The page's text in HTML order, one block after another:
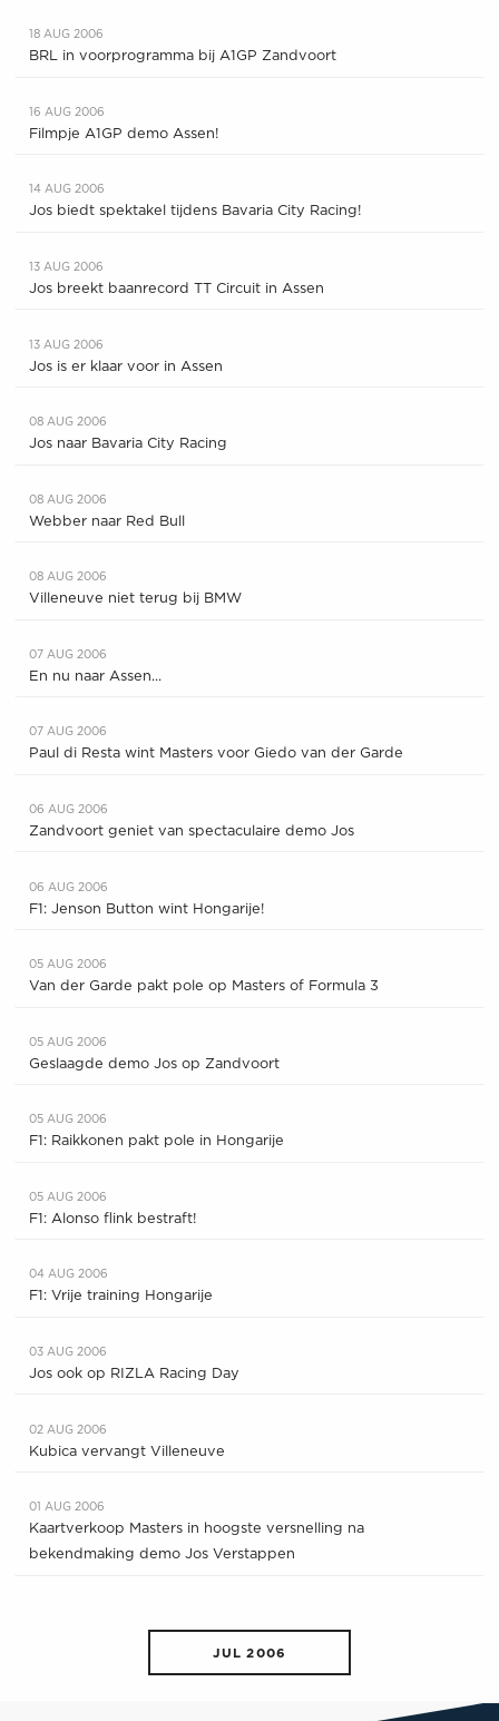
18 AUG 2006
BRL in voorprogramma bij A1GP Zandvoort
16 AUG 2006
Filmpje A1GP demo Assen!
14 AUG 2006
Jos biedt spektakel tijdens Bavaria City Racing!
13 AUG 2006
Jos breekt baanrecord TT Circuit in Assen
13 AUG 2006
Jos is er klaar voor in Assen
08 AUG 2006
Jos naar Bavaria City Racing
08 AUG 2006
Webber naar Red Bull
08 AUG 2006
Villeneuve niet terug bij BMW
07 AUG 2006
En nu naar Assen...
07 AUG 2006
Paul di Resta wint Masters voor Giedo van der Garde
06 AUG 2006
Zandvoort geniet van spectaculaire demo Jos
06 AUG 2006
F1: Jenson Button wint Hongarije!
05 AUG 2006
Van der Garde pakt pole op Masters of Formula 3
05 AUG 2006
Geslaagde demo Jos op Zandvoort
05 AUG 2006
F1: Raikkonen pakt pole in Hongarije
05 AUG 2006
F1: Alonso flink bestraft!
04 AUG 2006
F1: Vrije training Hongarije
03 AUG 2006
Jos ook op RIZLA Racing Day
02 AUG 2006
Kubica vervangt Villeneuve
01 AUG 2006
Kaartverkoop Masters in hoogste versnelling na
bekendmaking demo Jos Verstappen
JUL 2006